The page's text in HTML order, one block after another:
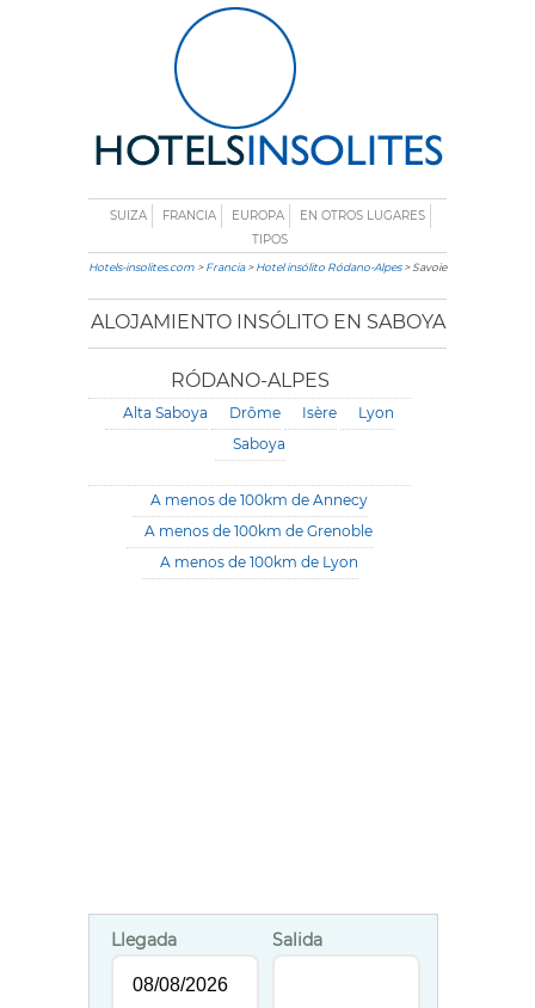
SUIZA FRANCIA EUROPA
EN OTROS LUGARES
TIPOS
Hotels-insolites.com >Francia>Hotel insólito Ródano-Alpes> Savoie
ALOJAMIENTO INSÓLITO EN SABOYA
RÓDANO-ALPES
Alta Saboya Drôme Isère
Lyon
Saboya
A menos de 100km de Annecy
A menos de 100km de Grenoble
A menos de 100km de Lyon
Llegada Salida